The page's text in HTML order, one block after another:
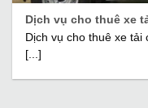
Dịch vụ cho thuê xe
Dịch vụ cho thuê xe
[...]